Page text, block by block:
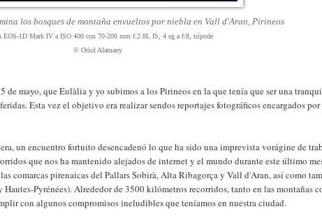
los bosques de montaña envueltos por niebla en Vall d'Aran, Pirineos
EOS-1D Mark IV a ISO 400 con 70-200 mm f:2.8L IS, 4 sg a f:8, trípode
© Oriol Alamany
de mayo, que Eulàlia y yo subimos a los Pirineos en la que tenía que ser una
Esta vez el objetivo era realizar sendos reportajes fotográficos encargados por
un encuentro fortuito desencadenó lo que ha sido una imprevista vorágine de
que nos ha mantenido alejados de internet y el mundo durante este último
comarcas pirenaicas del Pallars Sobirà, Alta Ribagorça y Vall d'Aran, así como
Pyrénées). Alrededor de 3500 kilómetros recorridos, tanto en las montañas
con algunos compromisos ineludibles que teníamos en nuestra ciudad.